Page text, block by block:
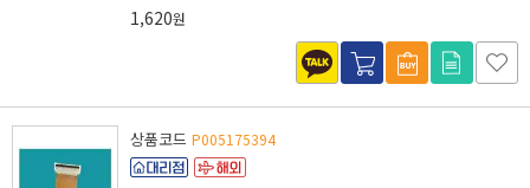
1,620원
상품코드 P005175394